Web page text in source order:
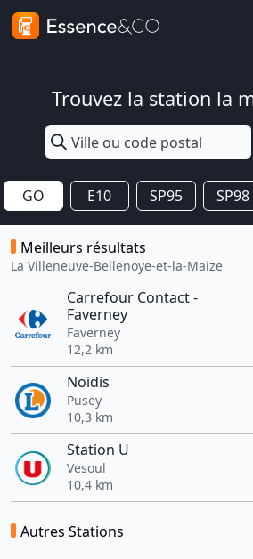
Trouvez la station la
GO E10 SP95 SP98
Meilleurs résultats
La Villeneuve-Bellenoye-et-la-Maize
Carrefour Contact -
Faverney
Faverney
12,2 km
Noidis
Pusey
10,3 km
Station U
Vesoul
10,4 km
Autres Stations